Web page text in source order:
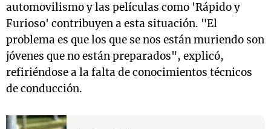
automovilismo y las películas como 'Rápido y
Furioso' contribuyen a esta situación. "El
problema es que los que se nos están muriendo son
jóvenes que no están preparados", explicó,
refiriéndose a la falta de conocimientos técnicos
de conducción.